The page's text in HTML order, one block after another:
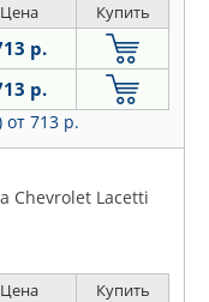
Цена Купить
р.
р.
от 713 р.
Chevrolet Lacetti
Цена Купить